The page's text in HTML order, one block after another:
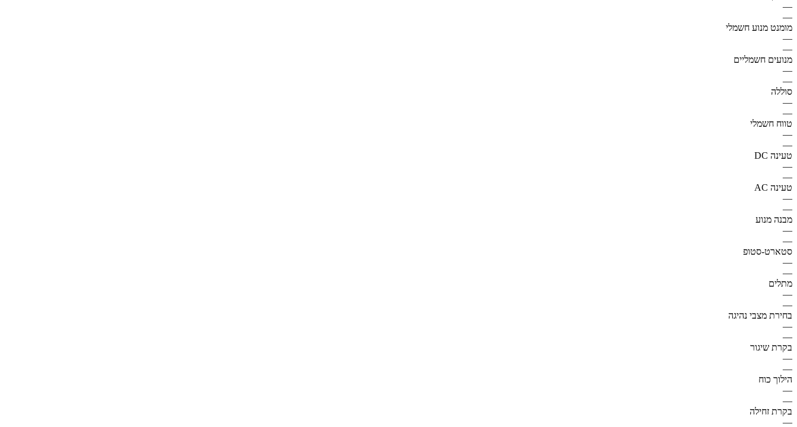
—
—
מומנט מנוע חשמלי
—
—
מנועים חשמליים
—
—
סוללה
—
—
טווח חשמלי
—
—
טעינה DC
—
—
טעינה AC
—
—
מבנה מנוע
—
—
סטארט-סטופ
—
—
מתלים
—
—
בחירת מצבי נהיגה
—
—
בקרת שיגור
—
—
הילוך כוח
—
—
בקרת זחילה
—